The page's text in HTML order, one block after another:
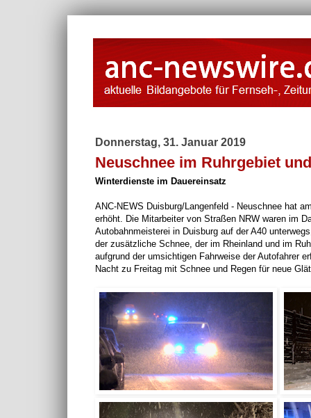
Donnerstag, 31. Januar 2019
Neuschnee im Ruhrgebiet
Winterdienste im Dauereinsatz
ANC-NEWS Duisburg/Langenfeld - Neuschnee hat
erhöht. Die Mitarbeiter von Straßen NRW waren im
Autobahnmeisterei in Duisburg auf der A40
der zusätzliche Schnee, der im Rheinland und im
aufgrund der umsichtigen Fahrweise der Autofahrer
Nacht zu Freitag mit Schnee und Regen für neue